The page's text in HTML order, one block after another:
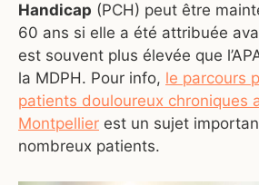
Handicap (PCH) peut être
60 ans si elle a été attribuée
est souvent plus élevée que
la MDPH. Pour info, le parcours
patients douloureux chroniques
Montpellier est un sujet
nombreux patients.